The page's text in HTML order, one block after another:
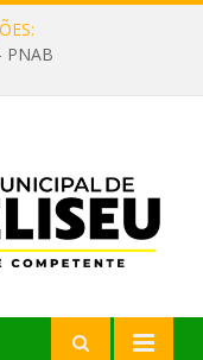
PNAB